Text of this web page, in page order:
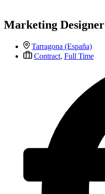
Marketing Designer
Tarragona (España)
Contract, Full Time